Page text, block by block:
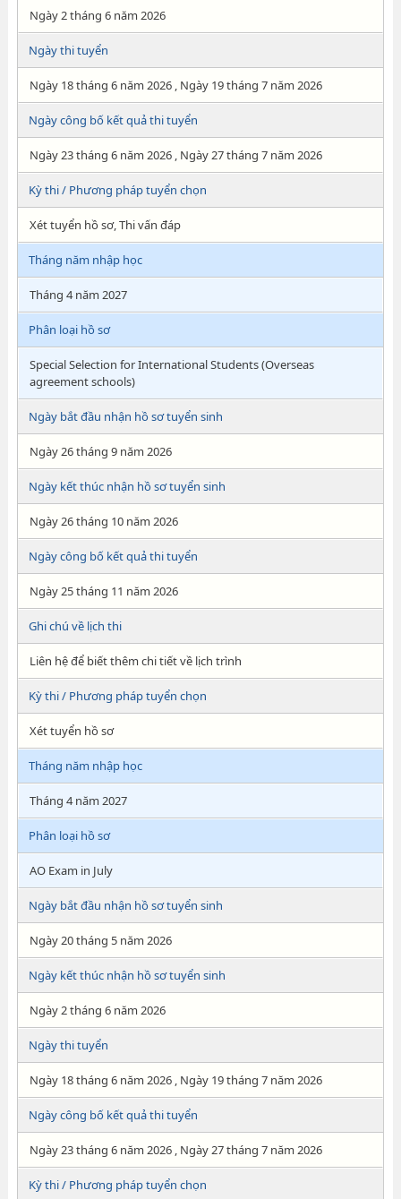
Ngày 2 tháng 6 năm 2026
Ngày thi tuyển
Ngày 18 tháng 6 năm 2026 , Ngày 19 tháng 7 năm 2026
Ngày công bố kết quả thi tuyển
Ngày 23 tháng 6 năm 2026 , Ngày 27 tháng 7 năm 2026
Kỳ thi / Phương pháp tuyển chọn
Xét tuyển hồ sơ, Thi vấn đáp
Tháng năm nhập học
Tháng 4 năm 2027
Phân loại hồ sơ
Special Selection for International Students (Overseas
agreement schools)
Ngày bắt đầu nhận hồ sơ tuyển sinh
Ngày 26 tháng 9 năm 2026
Ngày kết thúc nhận hồ sơ tuyển sinh
Ngày 26 tháng 10 năm 2026
Ngày công bố kết quả thi tuyển
Ngày 25 tháng 11 năm 2026
Ghi chú về lịch thi
Liên hệ để biết thêm chi tiết về lịch trình
Kỳ thi / Phương pháp tuyển chọn
Xét tuyển hồ sơ
Tháng năm nhập học
Tháng 4 năm 2027
Phân loại hồ sơ
AO Exam in July
Ngày bắt đầu nhận hồ sơ tuyển sinh
Ngày 20 tháng 5 năm 2026
Ngày kết thúc nhận hồ sơ tuyển sinh
Ngày 2 tháng 6 năm 2026
Ngày thi tuyển
Ngày 18 tháng 6 năm 2026 , Ngày 19 tháng 7 năm 2026
Ngày công bố kết quả thi tuyển
Ngày 23 tháng 6 năm 2026 , Ngày 27 tháng 7 năm 2026
Kỳ thi / Phương pháp tuyển chọn